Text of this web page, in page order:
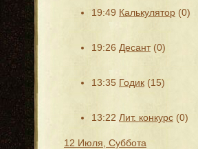
19:49 Калькулятор (0)
19:26 Десант (0)
13:35 Годик (15)
13:22 Лит. конкурс (0)
12 Июля, Суббота